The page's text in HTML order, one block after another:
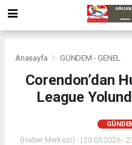
Anasayfa GÜNDEM - GENEL
Corendon’dan
League
(Haber Merkezi) - | 20.05.2026 -